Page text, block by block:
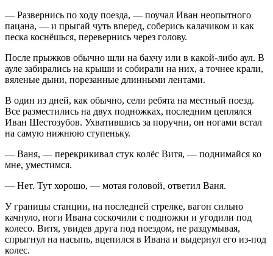
— Развернись по ходу поезда, — поучал Иван неопытного
пацана, — и прыгай чуть вперед, соберись калачиком и как
песка коснёшься, перевернись через голову.
После прыжков обычно шли на бахчу или в какой-либо аул. В
ауле забирались на крыши и собирали на них, а точнее крали,
вяленые дыни, порезанные длинными лентами.
В один из дней, как обычно, сели ребята на местный поезд.
Все разместились на двух подножках, последним цеплялся
Иван Шестозубов. Ухватившись за поручни, он ногами встал
на самую нижнюю ступеньку.
— Ваня, — перекрикивал стук колёс Витя, — поднимайся ко
мне, уместимся.
— Нет. Тут хорошо, — мотая головой, ответил Ваня.
У границы станции, на последней стрелке, вагон сильно
качнуло, ноги Ивана соскочили с подножки и угодили под
колесо. Витя, увидев друга под поездом, не раздумывая,
спрыгнул на насыпь, вцепился в Ивана и выдернул его из-под
колес.